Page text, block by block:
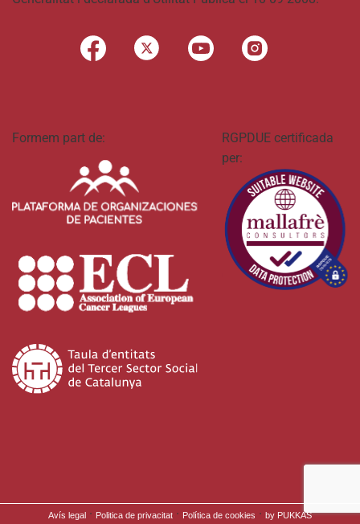
Formem part de:
RGPDUE certificada
per:
Avís legal · Politica de privacitat · Política de cookies · by PUKKAS